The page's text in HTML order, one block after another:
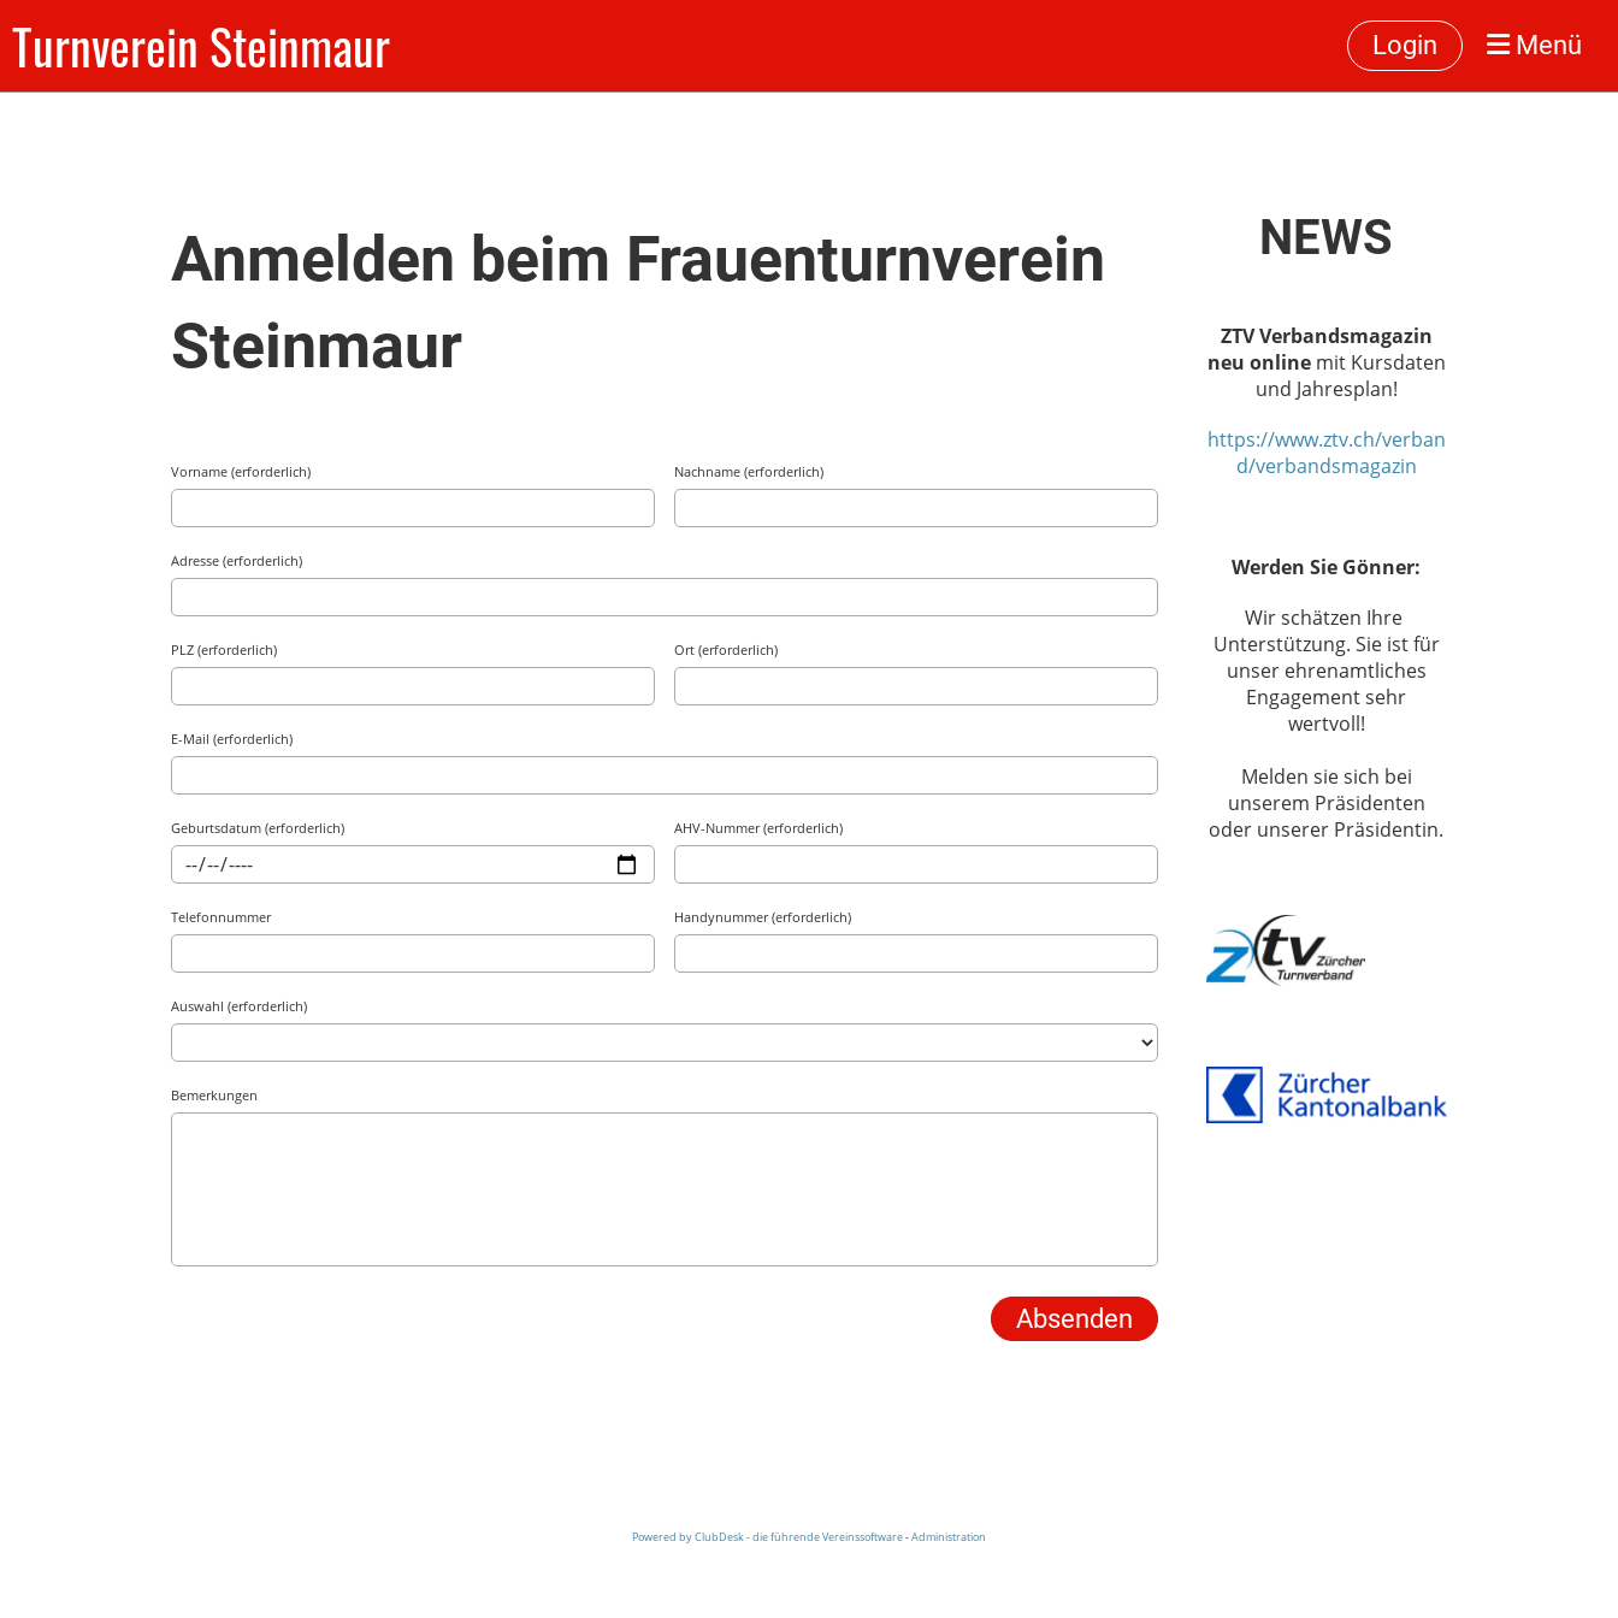
Turnverein Steinmaur Login Menü
Anmelden beim Frauenturnverein
Steinmaur
Vorname (erforderlich) Nachname (erforderlich)
Adresse (erforderlich)
PLZ (erforderlich) Ort (erforderlich)
E-Mail (erforderlich)
Geburtsdatum (erforderlich) AHV-Nummer (erforderlich)
Telefonnummer Handynummer (erforderlich)
Auswahl (erforderlich)
Bemerkungen
NEWS
ZTV Verbandsmagazin
neu online mit Kursdaten
und Jahresplan!
https://www.ztv.ch/verban
d/verbandsmagazin
Werden Sie Gönner:
Wir schätzen Ihre
Unterstützung. Sie ist für
unser ehrenamtliches
Engagement sehr
wertvoll!
Melden sie sich bei
unserem Präsidenten
oder unserer Präsidentin.
Powered by ClubDesk - die führende Vereinssoftware-Administration